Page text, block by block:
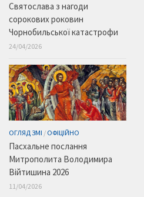
Святослава з нагоди
сорокових роковин
Чорнобильської катастрофи
24/04/2026
ОГЛЯД ЗМІ / ОФІЦІЙНО
Пасхальне послання
Митрополита Володимира
Війтишина 2026
11/04/2026